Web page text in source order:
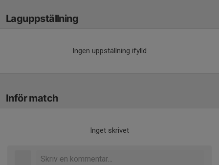
Laguppställning
Ingen uppställning ifylld
Inför match
Inget skrivet